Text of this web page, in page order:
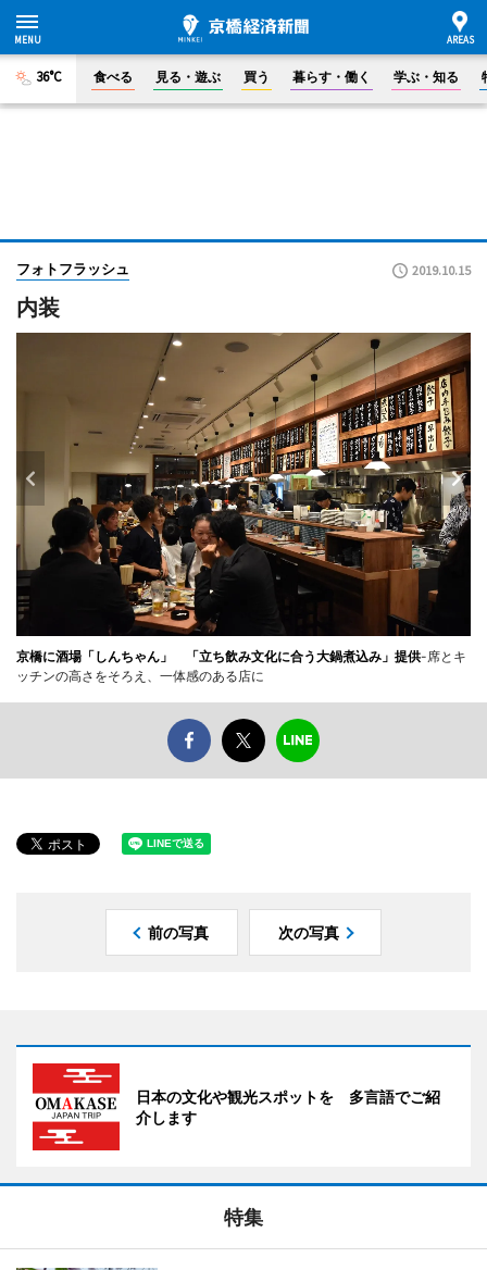
36°C 食べる 見る・遊ぶ 買う 暮らす・働く 学ぶ・知る
フォトフラッシュ 2019.10.15
内装
京橋に酒場「しんちゃん」 「立ち飲み文化に合う大鍋煮込み」提供-席とキ
ッチンの高さをそろえ、一体感のある店に
前の写真 次の写真
日本の文化や観光スポットを 多言語でご紹
介します
特集